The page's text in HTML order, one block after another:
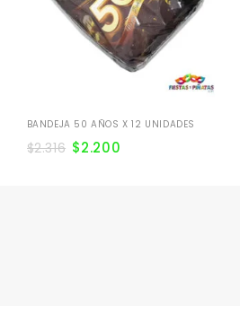
BANDEJA 50 AÑOS X 12 UNIDADES
$2.316 $2.200